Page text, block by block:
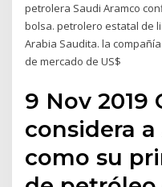
petrolera Saudi Aramco
bolsa. petrolero estatal de
Arabia Saudita. la
de mercado de US$
9 Nov 2019
considera
como su